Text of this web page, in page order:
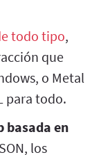
todo tipo,
que
o Metal
para todo.
basada en
los